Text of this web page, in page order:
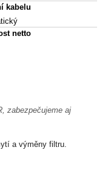
kabelu
netto
zabezpečujeme aj
a výměny filtru.